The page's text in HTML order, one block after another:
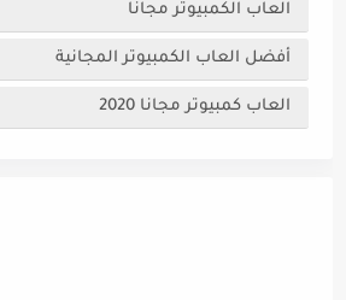
العاب الكمبيوتر مجانا
أفضل العاب الكمبيوتر المجانية
العاب كمبيوتر مجانا 2020